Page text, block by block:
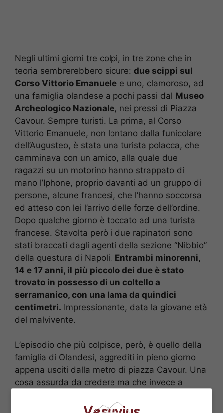
Negli ultimi giorni tre colpi, in tre zone che in
teoria sembrerebbero sicure: due scippi sul
Corso Vittorio Emanuele e uno, clamoroso, ad
una famiglia olandese a pochi passi dal Museo
Archeologico Nazionale, nei pressi di Piazza
Cavour. Sempre turisti. La prima, al Corso
Vittorio Emanuele, non lontano dalla funicolare
dell’Augusteo, è stata una turista polacca, che
camminava con un amico, alla quale due
ragazzi su un motorino hanno strappato di
mano l’Iphone, proprio davanti ad un gruppo di
persone, alcune francesi, che l’hanno soccorsa
ed atteso con lei l’arrivo delle forze dell’ordine.
Dopo qualche giorno è toccato ad una turista
francese. Stavolta però i due rapinatori sono
stati braccati dagli agenti della sezione “Nibbio”
della questura di Napoli. Entrambi minorenni,
14 e 17 anni, il più piccolo dei due è stato
trovato in possesso di un coltello a
serramanico, con una lama da quindici
centimetri. Impressionante, data la giovane età
del malvivente.
L’episodio che più colpisce, però, è quello della
famiglia di Olandesi, aggrediti in pieno giorno
appena usciti dalla metro di piazza Cavour. Una
cosa assurda da credere ma che invece a
pressi del Museo Archeologico Nazionale, uno